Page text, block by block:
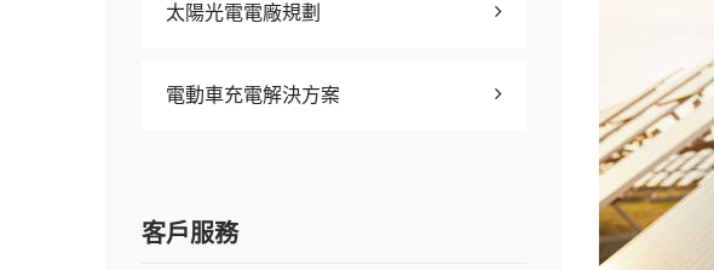
太陽光電電廠規劃
電動車充電解決方案
客戶服務